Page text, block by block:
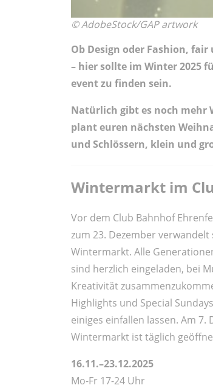
© AdobeStock/GAP artwork
Ob Design oder Fashion,
– hier sollte im Winter 2025
event zu finden sein.
Natürlich gibt es noch mehr
plant euren nächsten
und Schlössern, klein und
Wintermarkt im
Vor dem Club Bahnhof
zum 23. Dezember
Wintermarkt. Alle
sind herzlich eingeladen, bei
Kreativität
Highlights und Special
einiges einfallen lassen. Am
Wintermarkt ist täglich
16.11.–23.12.2025
Mo-Fr 17-24 Uhr